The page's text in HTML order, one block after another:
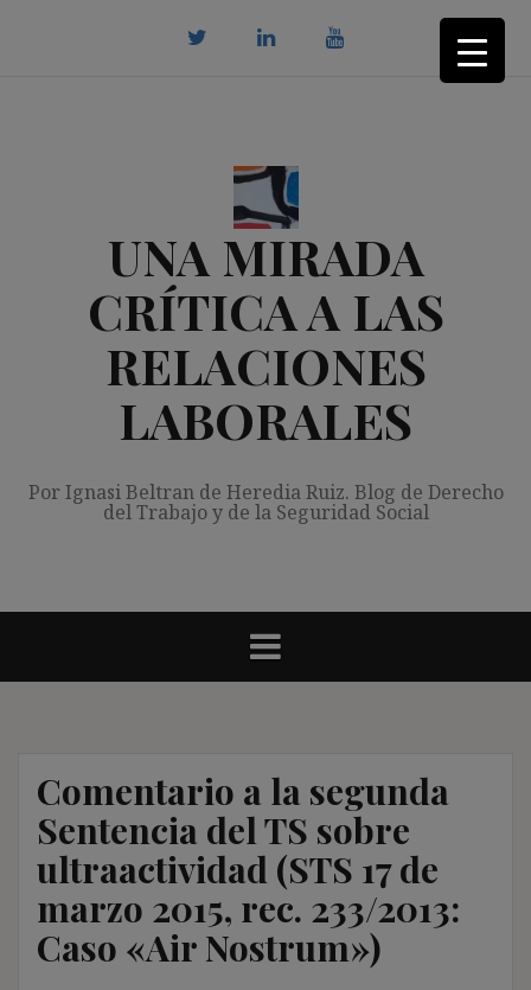
UNA MIRADA
CRÍTICA A LAS
RELACIONES
LABORALES
Por Ignasi Beltran de Heredia Ruiz. Blog de Derecho
del Trabajo y de la Seguridad Social
Comentario a la segunda
Sentencia del TS sobre
ultraactividad (STS 17 de
marzo 2015, rec. 233/2013:
Caso «Air Nostrum»)